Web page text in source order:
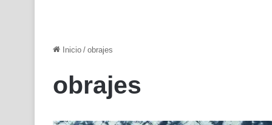
Inicio / obrajes
obrajes